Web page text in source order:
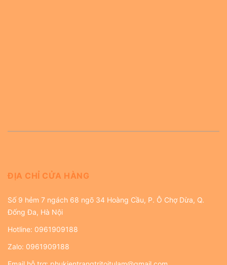
ĐỊA CHỈ CỬA HÀNG
Số 9 hẻm 7 ngách 68 ngõ 34 Hoàng Cầu, P. Ô Chợ Dừa, Q.
Đống Đa, Hà Nội
Hotline: 0961909188
Zalo: 0961909188